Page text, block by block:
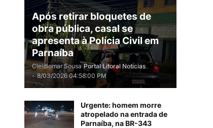
Após retirar bloquetes de
obra pública, casal se
apresenta à Polícia Civil em
Parnaíba
Cleidiomar Sousa Portal Litoral Notícias
- 8/03/2026 04:58:00 PM
Urgente: homem morre
atropelado na entrada de
Parnaíba, na BR-343